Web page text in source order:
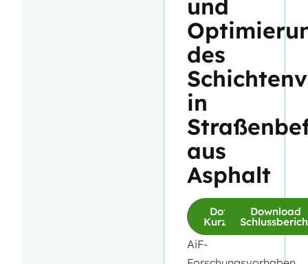
und
des
in
aus
Asphalt
Download
Kurzfassung
Download
AiF-